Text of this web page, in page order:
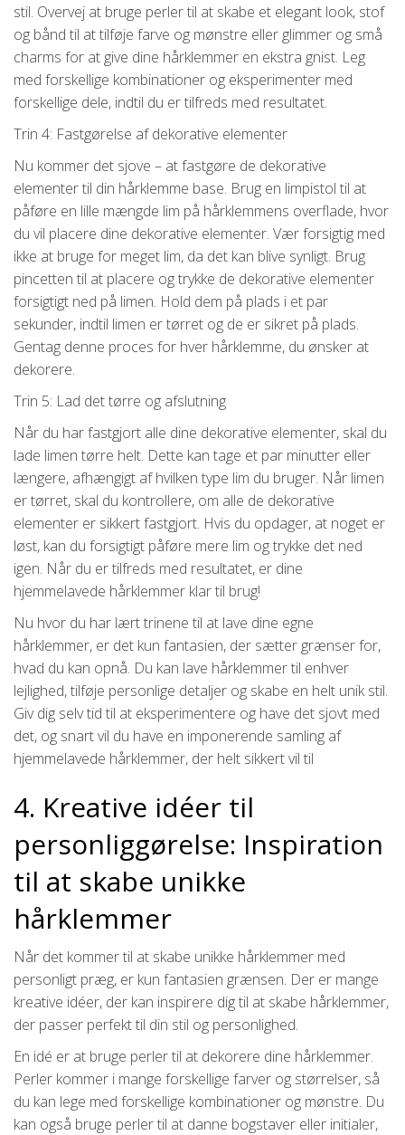
stil. Overvej at bruge perler til at skabe et elegant look, stof
og bånd til at tilføje farve og mønstre eller glimmer og små
charms for at give dine hårklemmer en ekstra gnist. Leg
med forskellige kombinationer og eksperimenter med
forskellige dele, indtil du er tilfreds med resultatet.
Trin 4: Fastgørelse af dekorative elementer
Nu kommer det sjove – at fastgøre de dekorative
elementer til din hårklemme base. Brug en limpistol til at
påføre en lille mængde lim på hårklemmens overflade, hvor
du vil placere dine dekorative elementer. Vær forsigtig med
ikke at bruge for meget lim, da det kan blive synligt. Brug
pincetten til at placere og trykke de dekorative elementer
forsigtigt ned på limen. Hold dem på plads i et par
sekunder, indtil limen er tørret og de er sikret på plads.
Gentag denne proces for hver hårklemme, du ønsker at
dekorere.
Trin 5: Lad det tørre og afslutning
Når du har fastgjort alle dine dekorative elementer, skal du
lade limen tørre helt. Dette kan tage et par minutter eller
længere, afhængigt af hvilken type lim du bruger. Når limen
er tørret, skal du kontrollere, om alle de dekorative
elementer er sikkert fastgjort. Hvis du opdager, at noget er
løst, kan du forsigtigt påføre mere lim og trykke det ned
igen. Når du er tilfreds med resultatet, er dine
hjemmelavede hårklemmer klar til brug!
Nu hvor du har lært trinene til at lave dine egne
hårklemmer, er det kun fantasien, der sætter grænser for,
hvad du kan opnå. Du kan lave hårklemmer til enhver
lejlighed, tilføje personlige detaljer og skabe en helt unik stil.
Giv dig selv tid til at eksperimentere og have det sjovt med
det, og snart vil du have en imponerende samling af
hjemmelavede hårklemmer, der helt sikkert vil til
4. Kreative idéer til
personliggørelse: Inspiration
til at skabe unikke
hårklemmer
Når det kommer til at skabe unikke hårklemmer med
personligt præg, er kun fantasien grænsen. Der er mange
kreative idéer, der kan inspirere dig til at skabe hårklemmer,
der passer perfekt til din stil og personlighed.
En idé er at bruge perler til at dekorere dine hårklemmer.
Perler kommer i mange forskellige farver og størrelser, så
du kan lege med forskellige kombinationer og mønstre. Du
kan også bruge perler til at danne bogstaver eller initialer,